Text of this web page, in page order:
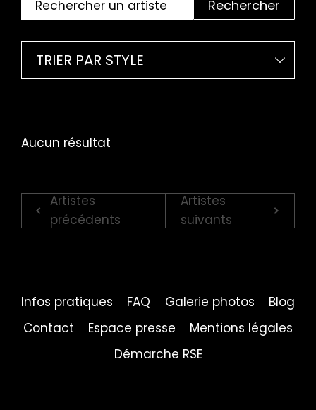
Rechercher
TRIER PAR STYLE
Aucun résultat
Artistes
précédents
Artistes
suivants
Infos pratiques FAQ Galerie photos
Blog
Contact
Espace presse
Mentions légales
Démarche RSE